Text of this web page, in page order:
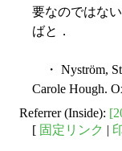
要なのではな
ばと．
・ Nyström,
Carole Hough.
Referrer (Inside):
[ 固定リンク |